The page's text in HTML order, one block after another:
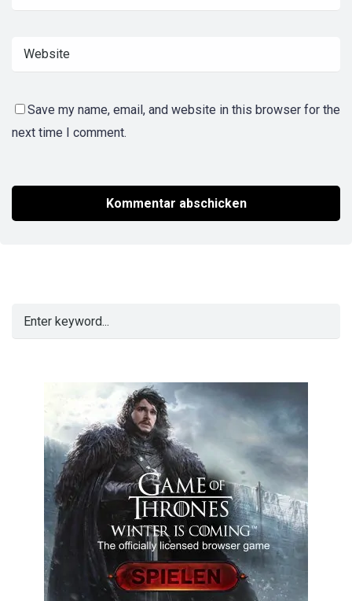
Save my name, email, and website in this browser for the
next time I comment.